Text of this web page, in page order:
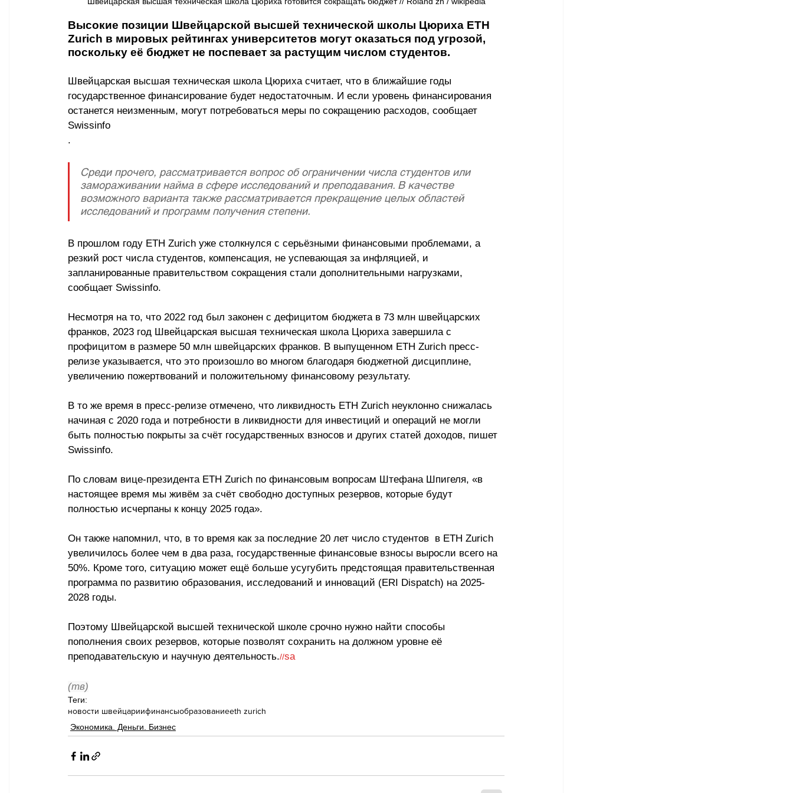
Высокие позиции Швейцарской высшей технической школы Цюриха ETH
Zurich в мировых рейтингах университетов могут оказаться под угрозой,
поскольку её бюджет не поспевает за растущим числом студентов.
Швейцарская высшая техническая школа Цюриха считает, что в ближайшие годы
государственное финансирование будет недостаточным. И если уровень финансирования
останется неизменным, могут потребоваться меры по сокращению расходов, сообщает
Swissinfo
.
Среди прочего, рассматривается вопрос об ограничении числа студентов или
замораживании найма в сфере исследований и преподавания. В качестве
возможного варианта также рассматривается прекращение целых областей
исследований и программ получения степени.
В прошлом году ETH Zurich уже столкнулся с серьёзными финансовыми проблемами, а
резкий рост числа студентов, компенсация, не успевающая за инфляцией, и
запланированные правительством сокращения стали дополнительными нагрузками,
сообщает Swissinfo.
Несмотря на то, что 2022 год был законен с дефицитом бюджета в 73 млн швейцарских
франков, 2023 год Швейцарская высшая техническая школа Цюриха завершила с
профицитом в размере 50 млн швейцарских франков. В выпущенном ETH Zurich пресс-
релизе указывается, что это произошло во многом благодаря бюджетной дисциплине,
увеличению пожертвований и положительному финансовому результату.
В то же время в пресс-релизе отмечено, что ликвидность ETH Zurich неуклонно снижалась
начиная с 2020 года и потребности в ликвидности для инвестиций и операций не могли
быть полностью покрыты за счёт государственных взносов и других статей доходов, пишет
Swissinfo.
По словам вице-президента ETH Zurich по финансовым вопросам Штефана Шпигеля, «в
настоящее время мы живём за счёт свободно доступных резервов, которые будут
полностью исчерпаны к концу 2025 года».
Он также напомнил, что, в то время как за последние 20 лет число студентов  в ETH Zurich
увеличилось более чем в два раза, государственные финансовые взносы выросли всего на
50%. Кроме того, ситуацию может ещё больше усугубить предстоящая правительственная
программа по развитию образования, исследований и инноваций (ERI Dispatch) на 2025-
2028 годы.
Поэтому Швейцарской высшей технической школе срочно нужно найти способы
пополнения своих резервов, которые позволят сохранить на должном уровне её
преподавательскую и научную деятельность.//sa
(тв)
Теги:
новости швейцариифинансыобразованиеeth zurich
Экономика. Деньги. Бизнес